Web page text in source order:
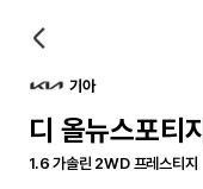
기아
디 올뉴스포티지
1.6 가솔린 2WD 프레스티지